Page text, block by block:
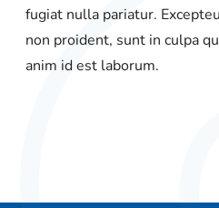
fugiat nulla pariatur.
non proident, sunt in culpa
anim id est laborum.